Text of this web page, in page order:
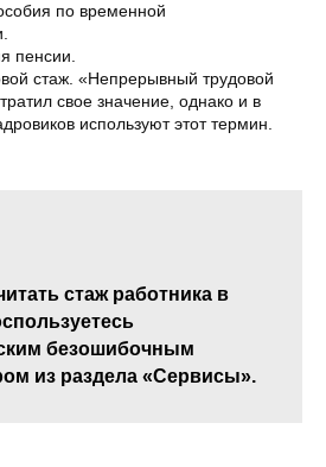
по временной
пенсии.
стаж. «Непрерывный трудовой
свое значение, однако и в
используют этот термин.
стаж работника в
безошибочным
из раздела «Сервисы».